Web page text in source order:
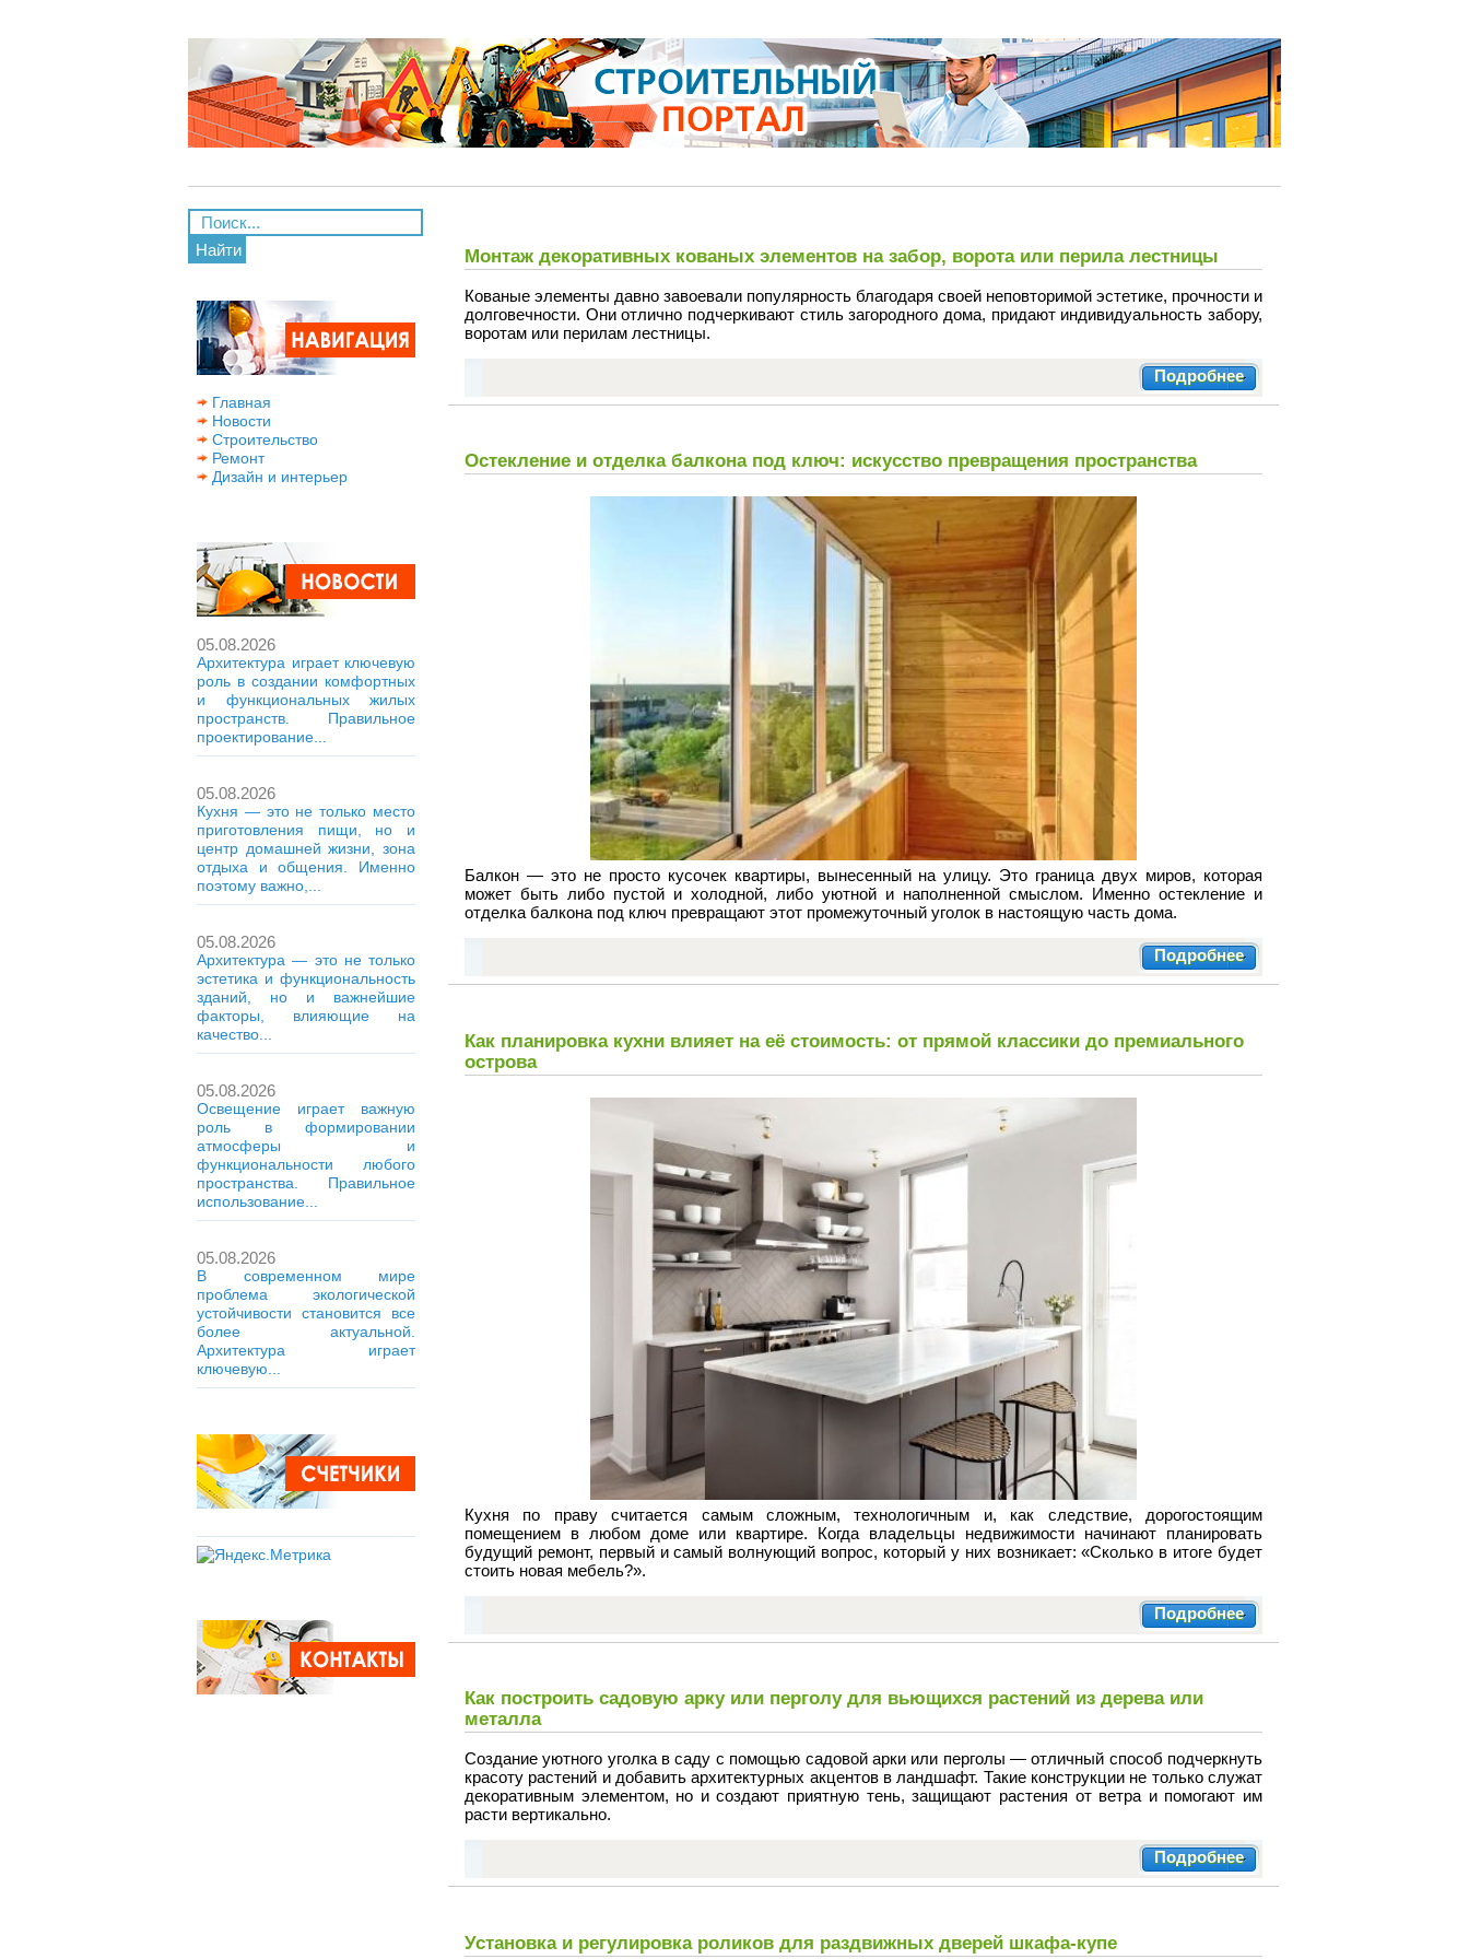
Найти
Главная
Новости
Строительство
Ремонт
Дизайн и интерьер
05.08.2026
Архитектура играет ключевую
роль в создании комфортных
и функциональных жилых
пространств. Правильное
проектирование...
05.08.2026
Кухня — это не только место
приготовления пищи, но и
центр домашней жизни, зона
отдыха и общения. Именно
поэтому важно,...
05.08.2026
Архитектура — это не только
эстетика и функциональность
зданий, но и важнейшие
факторы, влияющие на
качество...
05.08.2026
Освещение играет важную
роль в формировании
атмосферы и
функциональности любого
пространства. Правильное
использование...
05.08.2026
В современном мире
проблема экологической
устойчивости становится все
более актуальной.
Архитектура играет
ключевую...
Монтаж декоративных кованых элементов на забор, ворота или перила лестницы
Кованые элементы давно завоевали популярность благодаря своей неповторимой эстетике, прочности и
долговечности. Они отлично подчеркивают стиль загородного дома, придают индивидуальность забору,
воротам или перилам лестницы.
Подробнее
Остекление и отделка балкона под ключ: искусство превращения пространства
Балкон — это не просто кусочек квартиры, вынесенный на улицу. Это граница двух миров, которая
может быть либо пустой и холодной, либо уютной и наполненной смыслом. Именно остекление и
отделка балкона под ключ превращают этот промежуточный уголок в настоящую часть дома.
Подробнее
Как планировка кухни влияет на её стоимость: от прямой классики до премиального
острова
Кухня по праву считается самым сложным, технологичным и, как следствие, дорогостоящим
помещением в любом доме или квартире. Когда владельцы недвижимости начинают планировать
будущий ремонт, первый и самый волнующий вопрос, который у них возникает: «Сколько в итоге будет
стоить новая мебель?».
Подробнее
Как построить садовую арку или перголу для вьющихся растений из дерева или
металла
Создание уютного уголка в саду с помощью садовой арки или перголы — отличный способ подчеркнуть
красоту растений и добавить архитектурных акцентов в ландшафт. Такие конструкции не только служат
декоративным элементом, но и создают приятную тень, защищают растения от ветра и помогают им
расти вертикально.
Подробнее
Установка и регулировка роликов для раздвижных дверей шкафа-купе